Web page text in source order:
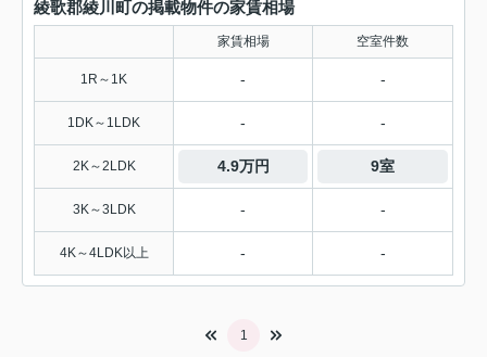
綾歌郡綾川町の掲載物件の家賃相場
家賃相場 空室件数
1R～1K - -
1DK～1LDK - -
2K～2LDK 4.9万円 9室
3K～3LDK - -
4K～4LDK以上 - -
1